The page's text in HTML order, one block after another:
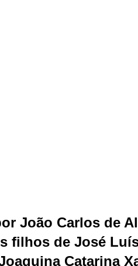
João Carlos de
filhos de José
Catarina